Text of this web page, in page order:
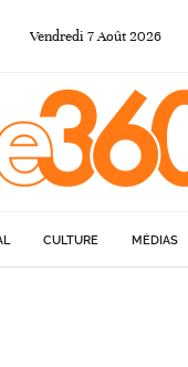
Vendredi 7Août 2026
CULTURE MÉDIAS